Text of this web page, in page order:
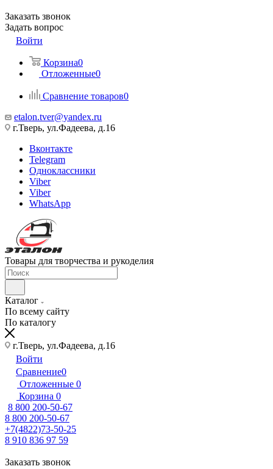
Заказать звонок
Задать вопрос
Войти
Корзина0
Отложенные0
Сравнение товаров0
etalon.tver@yandex.ru
г.Тверь, ул.Фадеева, д.16
Вконтакте
Telegram
Одноклассники
Viber
Viber
WhatsApp
Товары для творчества и рукоделия
Каталог
По всему сайту
По каталогу
г.Тверь, ул.Фадеева, д.16
Войти
Сравнение0
Отложенные 0
Корзина 0
8 800 200-50-67
8 800 200-50-67
+7(4822)73-50-25
8 910 836 97 59
Заказать звонок